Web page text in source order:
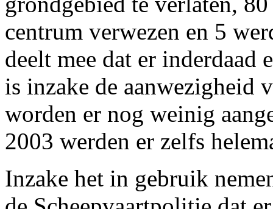
centrum verwezen en 5
deelt mee dat er
is inzake de aanwezigheid
worden er nog weinig
2003 werden er zelfs
Inzake het in gebruik